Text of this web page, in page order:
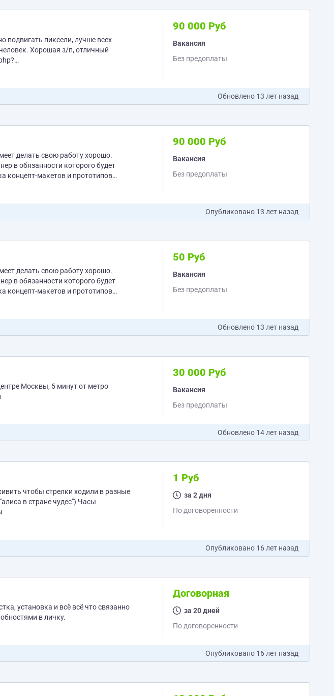
Хорошая з/п, отличный
90 000 Руб
Вакансия
Без предоплаты
Обновлено 13 лет назад
делать свою работу хорошо.
концепт-макетов и прототипов
90 000 Руб
Вакансия
Без предоплаты
Опубликовано 13 лет назад
делать свою работу хорошо.
концепт-макетов и прототипов
50 Руб
Вакансия
Без предоплаты
Обновлено 13 лет назад
Москвы, 5 минут от метро
30 000 Руб
Вакансия
Без предоплаты
Обновлено 14 лет назад
чтобы стрелки ходили в разные
в стране чудес") Часы
1 Руб
за 2 дня
По договоренности
Опубликовано 16 лет назад
установка и всё всё что связанно
каждого проекта будет обговариваться. За подробностями в личку.
Договорная
за 20 дней
По договоренности
Опубликовано 16 лет назад